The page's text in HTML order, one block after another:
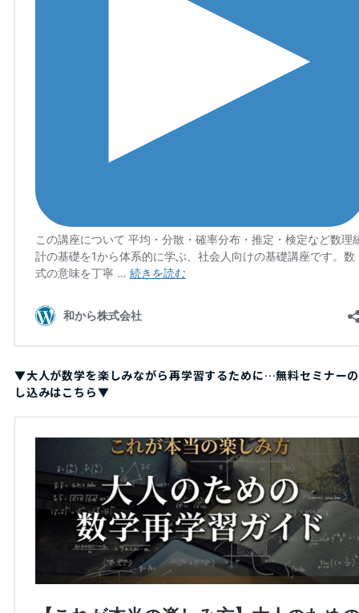
▼大人が数学を楽しみながら再学習するために…無料セミナー
し込みはこちら▼